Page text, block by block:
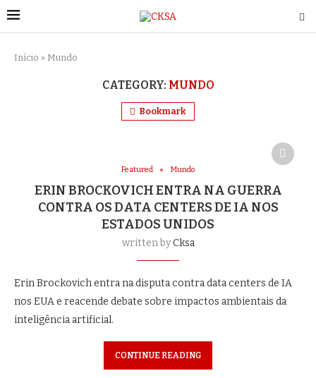
Início » Mundo
CATEGORY: MUNDO
Bookmark
Featured Mundo
ERIN BROCKOVICH ENTRA NA GUERRA
CONTRA OS DATA CENTERS DE IA NOS
ESTADOS UNIDOS
written byCksa
Erin Brockovich entra na disputa contra data centers de IA
nos EUA e reacende debate sobre impactos ambientais da
inteligência artificial.
CONTINUE READING